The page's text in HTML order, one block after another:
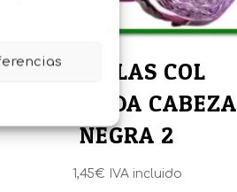
SEMILLAS COL
LOMBARDA CABEZA
NEGRA 2
1,45€ IVA incluido